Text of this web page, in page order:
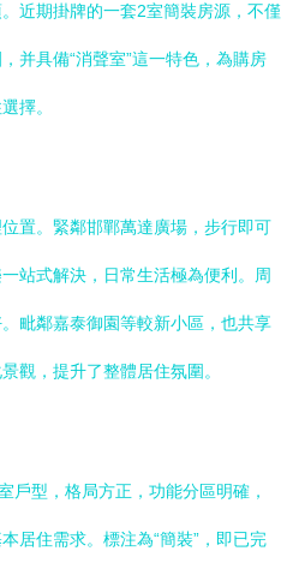
近期掛牌的一套2室簡裝房源，不僅
并具備“消聲室”這一特色，為購房
擇。
置。緊鄰邯鄲萬達廣場，步行即可
站式解決，日常生活極為便利。周
毗鄰嘉泰御園等較新小區，也共享
觀，提升了整體居住氛圍。
戶型，格局方正，功能分區明確，
居住需求。標注為“簡裝”，即已完